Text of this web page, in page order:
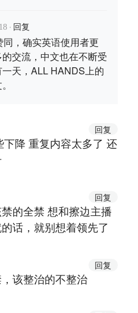
· 回复
同，确实英语使用者更
交流，中文也在不断受
天，ALL HANDS上的
回复
降 重复内容太多了 还
回复
的全禁 想和擦边主播
话，就别想着领先了
回复
该整治的不整治